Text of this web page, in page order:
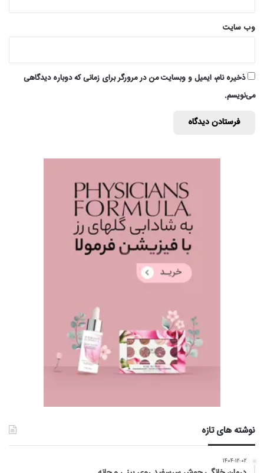
وب‌ سایت
ذخیره نام، ایمیل و وبسایت من در مرورگر برای زمانی که دوباره دیدگاهی
می‌نویسم.
نوشته های تازه
۱۴۰۴-۱۲-۰۲